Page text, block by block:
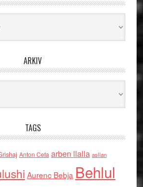
ARKIV
TAGS
Anton Cefa arben llalla asllan
Aurenc Bebja Behlul